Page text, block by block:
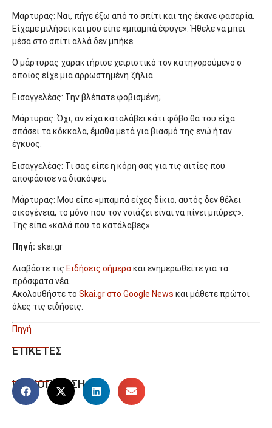
Μάρτυρας: Ναι, πήγε έξω από το σπίτι και της έκανε φασαρία.
Είχαμε μιλήσει και μου είπε «μπαμπά έφυγε». Ήθελε να μπει
μέσα στο σπίτι αλλά δεν μπήκε.
Ο μάρτυρας χαρακτήρισε χειριστικό τον κατηγορούμενο ο
οποίος είχε μια αρρωστημένη ζήλια.
Εισαγγελέας: Την βλέπατε φοβισμένη;
Μάρτυρας: Όχι, αν είχα καταλάβει κάτι φόβο θα του είχα
σπάσει τα κόκκαλα, έμαθα μετά για βιασμό της ενώ ήταν
έγκυος.
Εισαγγελέας: Τι σας είπε η κόρη σας για τις αιτίες που
αποφάσισε να διακόψει;
Μάρτυρας: Μου είπε «μπαμπά είχες δίκιο, αυτός δεν θέλει
οικογένεια, το μόνο που τον νοιάζει είναι να πίνει μπύρες».
Της είπα «καλά που το κατάλαβες».
Πηγή: skai.gr
Διαβάστε τις Ειδήσεις σήμερακαι ενημερωθείτε για τα
πρόσφατα νέα.
Ακολουθήστε το Skai.gr στο Google News και μάθετε πρώτοι
όλες τις ειδήσεις.
Πηγή
ΕΤΙΚΕΤΕΣ
ΚΟΙΝΟΠΟΙΗΣΗ